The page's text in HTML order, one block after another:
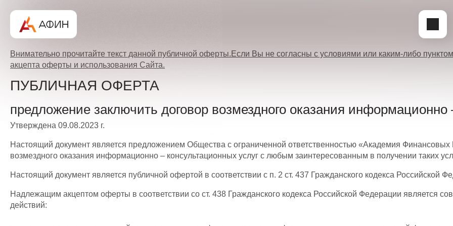
Внимательно прочитайте текст данной публичной оферты.Если Вы не согласны с условиями или каким-либо
акцепта оферты и использования Сайта.
ПУБЛИЧНАЯ ОФЕРТА
предложение заключить договор возмездного оказания информационно
Утверждена 09.08.2023 г.
Настоящий документ является предложением Общества с ограниченной ответственностью «Академия
возмездного оказания информационно – консультационных услуг с любым заинтересованным в получении таких
Настоящий документ является публичной офертой в соответствии с п. 2 ст. 437 Гражданского кодекса Российской
Надлежащим акцептом оферты в соответствии со ст. 438 Гражданского кодекса Российской Федерации является
действий: